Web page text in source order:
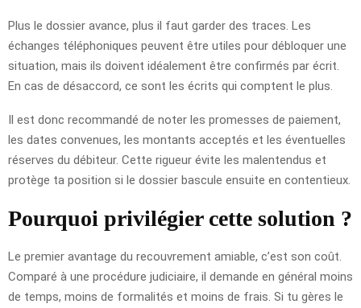
Plus le dossier avance, plus il faut garder des traces. Les
échanges téléphoniques peuvent être utiles pour débloquer une
situation, mais ils doivent idéalement être confirmés par écrit.
En cas de désaccord, ce sont les écrits qui comptent le plus.
Il est donc recommandé de noter les promesses de paiement,
les dates convenues, les montants acceptés et les éventuelles
réserves du débiteur. Cette rigueur évite les malentendus et
protège ta position si le dossier bascule ensuite en contentieux.
Pourquoi privilégier cette solution ?
Le premier avantage du recouvrement amiable, c’est son coût.
Comparé à une procédure judiciaire, il demande en général moins
de temps, moins de formalités et moins de frais. Si tu gères le